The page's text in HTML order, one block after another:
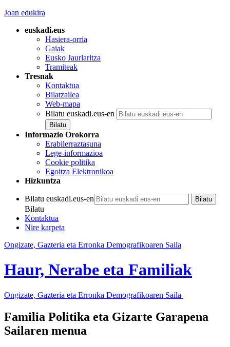
Joan edukira
euskadi.eus
Hasiera-orria
Gaiak
Eusko Jaurlaritza
Tramiteak
Tresnak
Kontaktua
Bilatzailea
Web-mapa
Bilatu euskadi.eus-en
Informazio Orokorra
Erabilerraztasuna
Lege-informazioa
Cookie politika
Egoitza Elektronikoa
Hizkuntza
Bilatu euskadi.eus-en
Bilatu
Kontaktua
Nire karpeta
Ongizate, Gazteria eta Erronka Demografikoaren Saila
Haur, Nerabe eta Familiak
Ongizate, Gazteria eta Erronka Demografikoaren Saila
Familia Politika eta Gizarte Garapena
Sailaren menua